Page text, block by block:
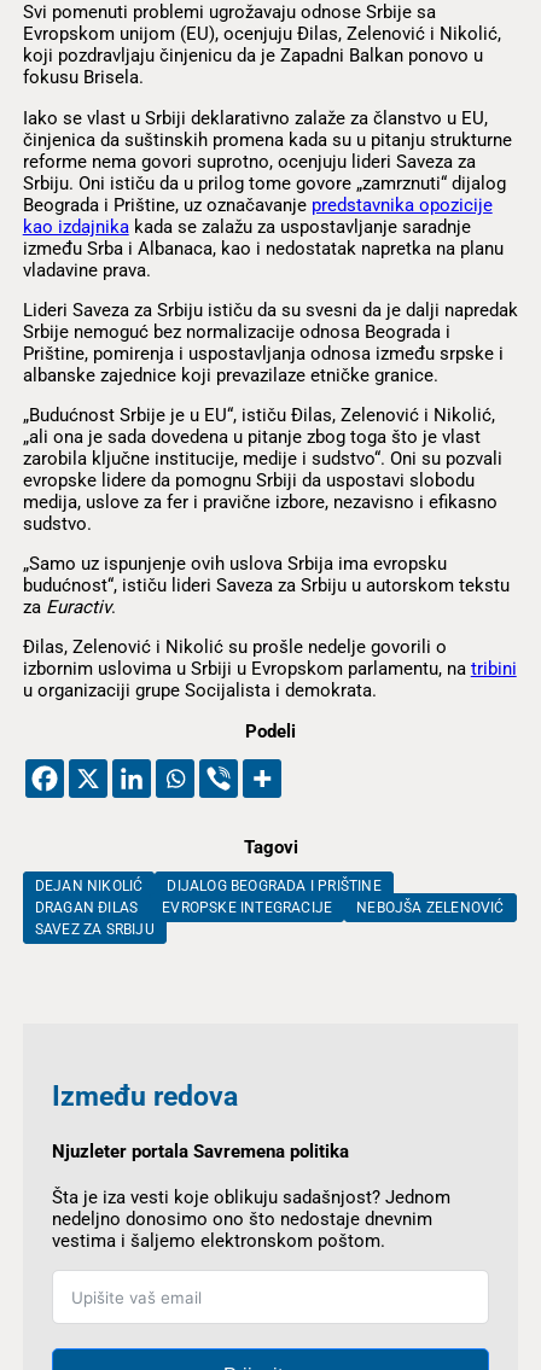
Svi pomenuti problemi ugrožavaju odnose Srbije sa
Evropskom unijom (EU), ocenjuju Đilas, Zelenović i Nikolić,
koji pozdravljaju činjenicu da je Zapadni Balkan ponovo u
fokusu Brisela.
Iako se vlast u Srbiji deklarativno zalaže za članstvo u EU,
činjenica da suštinskih promena kada su u pitanju strukturne
reforme nema govori suprotno, ocenjuju lideri Saveza za
Srbiju. Oni ističu da u prilog tome govore „zamrznuti“ dijalog
Beograda i Prištine, uz označavanje predstavnika opozicije
kao izdajnika kada se zalažu za uspostavljanje saradnje
između Srba i Albanaca, kao i nedostatak napretka na planu
vladavine prava.
Lideri Saveza za Srbiju ističu da su svesni da je dalji napredak
Srbije nemoguć bez normalizacije odnosa Beograda i
Prištine, pomirenja i uspostavljanja odnosa između srpske i
albanske zajednice koji prevazilaze etničke granice.
„Budućnost Srbije je u EU“, ističu Đilas, Zelenović i Nikolić,
„ali ona je sada dovedena u pitanje zbog toga što je vlast
zarobila ključne institucije, medije i sudstvo“. Oni su pozvali
evropske lidere da pomognu Srbiji da uspostavi slobodu
medija, uslove za fer i pravične izbore, nezavisno i efikasno
sudstvo.
„Samo uz ispunjenje ovih uslova Srbija ima evropsku
budućnost“, ističu lideri Saveza za Srbiju u autorskom tekstu
za Euractiv.
Đilas, Zelenović i Nikolić su prošle nedelje govorili o
izbornim uslovima u Srbiji u Evropskom parlamentu, na tribini
u organizaciji grupe Socijalista i demokrata.
Podeli
Tagovi
DEJAN NIKOLIĆ
DIJALOG BEOGRADA I PRIŠTINE
DRAGAN ĐILAS
EVROPSKE INTEGRACIJE
NEBOJŠA ZELENOVIĆ
SAVEZ ZA SRBIJU
Između redova
Njuzleter portala Savremena politika
Šta je iza vesti koje oblikuju sadašnjost? Jednom
nedeljno donosimo ono što nedostaje dnevnim
vestima i šaljemo elektronskom poštom.